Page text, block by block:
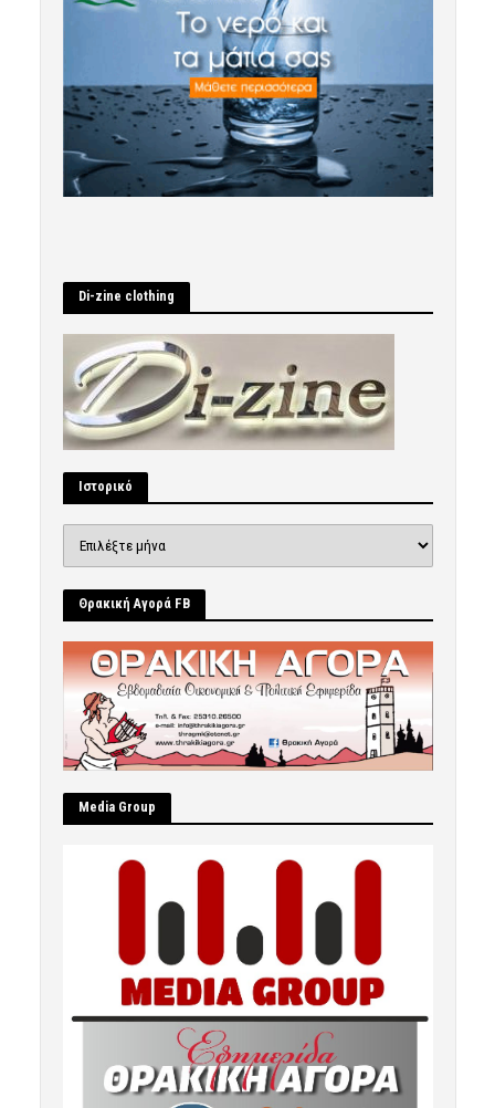
Di-zine clothing
Ιστορικό
Θρακική Αγορά FB
Μedia Group